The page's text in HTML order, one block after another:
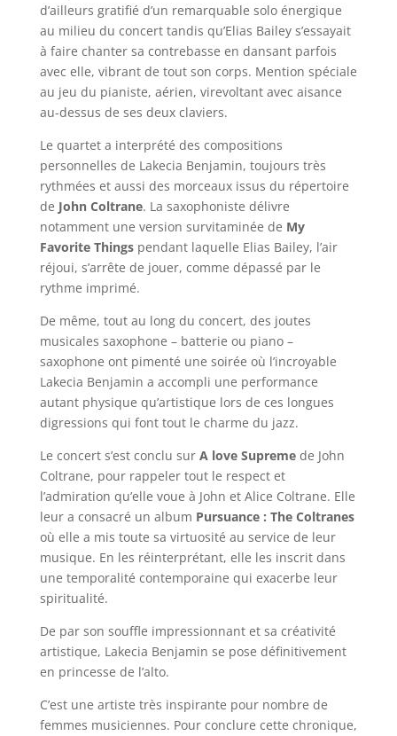
d’ailleurs gratifié d’un remarquable solo énergique
au milieu du concert tandis qu’Elias Bailey s’essayait
à faire chanter sa contrebasse en dansant parfois
avec elle, vibrant de tout son corps. Mention spéciale
au jeu du pianiste, aérien, virevoltant avec aisance
au-dessus de ses deux claviers.
Le quartet a interprété des compositions
personnelles de Lakecia Benjamin, toujours très
rythmées et aussi des morceaux issus du répertoire
de John Coltrane. La saxophoniste délivre
notamment une version survitaminée de My
Favorite Thingspendant laquelle Elias Bailey, l’air
réjoui, s’arrête de jouer, comme dépassé par le
rythme imprimé.
De même, tout au long du concert, des joutes
musicales saxophone – batterie ou piano –
saxophone ont pimenté une soirée où l’incroyable
Lakecia Benjamin a accompli une performance
autant physique qu’artistique lors de ces longues
digressions qui font tout le charme du jazz.
Le concert s’est conclu sur A love Supremede John
Coltrane, pour rappeler tout le respect et
l’admiration qu’elle voue à John et Alice Coltrane. Elle
leur a consacré un album Pursuance : The Coltranes
où elle a mis toute sa virtuosité au service de leur
musique. En les réinterprétant, elle les inscrit dans
une temporalité contemporaine qui exacerbe leur
spiritualité.
De par son souffle impressionnant et sa créativité
artistique, Lakecia Benjamin se pose définitivement
en princesse de l’alto.
C’est une artiste très inspirante pour nombre de
femmes musiciennes. Pour conclure cette chronique,